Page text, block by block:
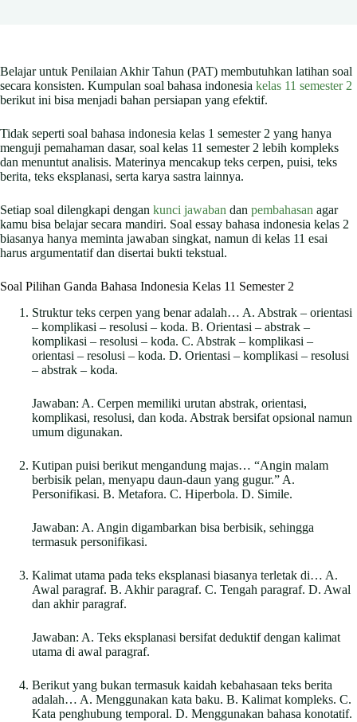
Belajar untuk Penilaian Akhir Tahun (PAT) membutuhkan latihan soal
secara konsisten. Kumpulan soal bahasa indonesia kelas 11 semester 2
berikut ini bisa menjadi bahan persiapan yang efektif.
Tidak seperti soal bahasa indonesia kelas 1 semester 2 yang hanya
menguji pemahaman dasar, soal kelas 11 semester 2 lebih kompleks
dan menuntut analisis. Materinya mencakup teks cerpen, puisi, teks
berita, teks eksplanasi, serta karya sastra lainnya.
Setiap soal dilengkapi dengan kunci jawaban dan pembahasan agar
kamu bisa belajar secara mandiri. Soal essay bahasa indonesia kelas 2
biasanya hanya meminta jawaban singkat, namun di kelas 11 esai
harus argumentatif dan disertai bukti tekstual.
Soal Pilihan Ganda Bahasa Indonesia Kelas 11 Semester 2
Struktur teks cerpen yang benar adalah… A. Abstrak – orientasi
– komplikasi – resolusi – koda. B. Orientasi – abstrak –
komplikasi – resolusi – koda. C. Abstrak – komplikasi –
orientasi – resolusi – koda. D. Orientasi – komplikasi – resolusi
– abstrak – koda.
Jawaban: A. Cerpen memiliki urutan abstrak, orientasi,
komplikasi, resolusi, dan koda. Abstrak bersifat opsional namun
umum digunakan.
Kutipan puisi berikut mengandung majas… “Angin malam
berbisik pelan, menyapu daun-daun yang gugur.” A.
Personifikasi. B. Metafora. C. Hiperbola. D. Simile.
Jawaban: A. Angin digambarkan bisa berbisik, sehingga
termasuk personifikasi.
Kalimat utama pada teks eksplanasi biasanya terletak di… A.
Awal paragraf. B. Akhir paragraf. C. Tengah paragraf. D. Awal
dan akhir paragraf.
Jawaban: A. Teks eksplanasi bersifat deduktif dengan kalimat
utama di awal paragraf.
Berikut yang bukan termasuk kaidah kebahasaan teks berita
adalah… A. Menggunakan kata baku. B. Kalimat kompleks. C.
Kata penghubung temporal. D. Menggunakan bahasa konotatif.